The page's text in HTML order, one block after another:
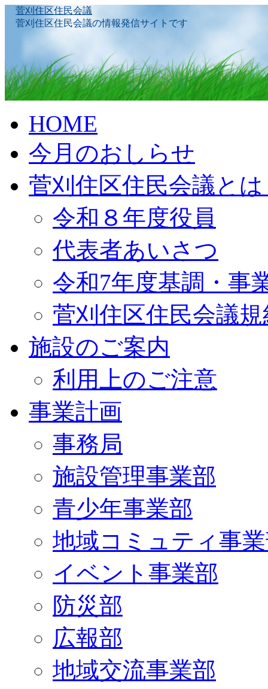
菅刈住区住民会議
菅刈住区住民会議の情報発信サイトです
to
contentHOME
今月のおしらせ
菅刈住区住民会議と
令和８年度役員
代表者あいさつ
令和7年度基調・事
菅刈住区住民会議規
施設のご案内
利用上のご注意
事業計画
事務局
施設管理事業部
青少年事業部
地域コミュティ事
イベント事業部
防災部
広報部
地域交流事業部